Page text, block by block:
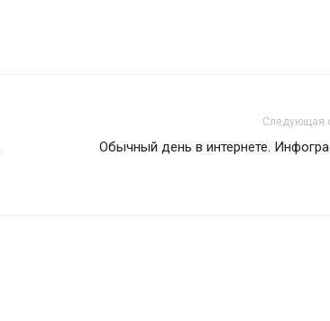
Следующая
Обычный день в интернете.